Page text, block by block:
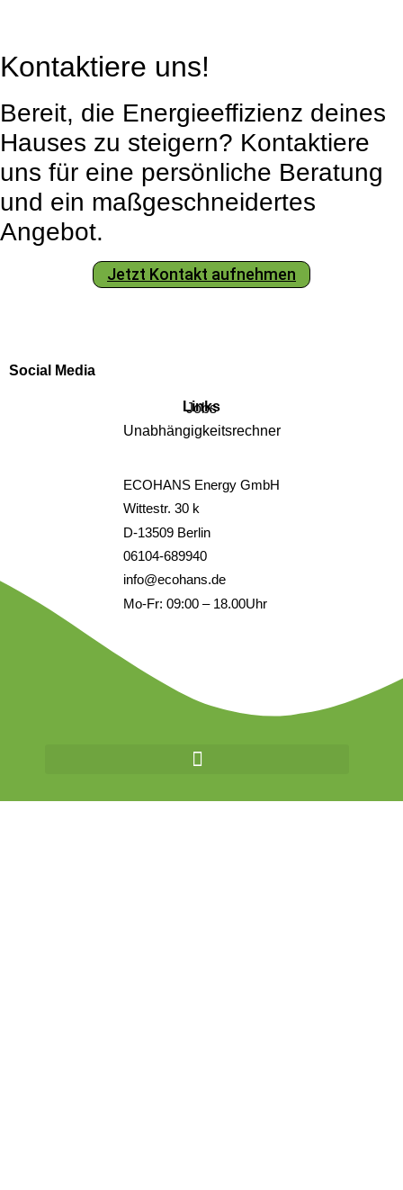
Kontaktiere uns!
Bereit, die Energieeffizienz deines
Hauses zu steigern? Kontaktiere
uns für eine persönliche Beratung
und ein maßgeschneidertes
Angebot.
Jetzt Kontakt aufnehmen
Social Media
Links
Jobs
Unabhängigkeitsrechner
ECOHANS Energy GmbH
Wittestr. 30 k
D-13509 Berlin
06104-689940
info@ecohans.de
Mo-Fr: 09:00 – 18.00Uhr